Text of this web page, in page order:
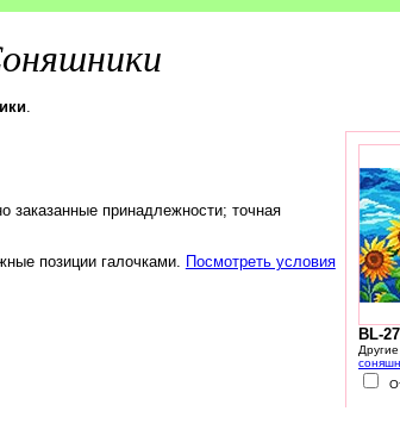
.
BL-27
заказанные принадлежности; точная
позиции галочками.
Посмотреть условия